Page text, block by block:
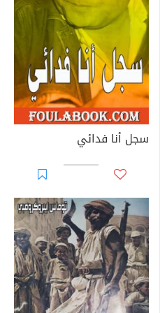
سجل أنا فدائي